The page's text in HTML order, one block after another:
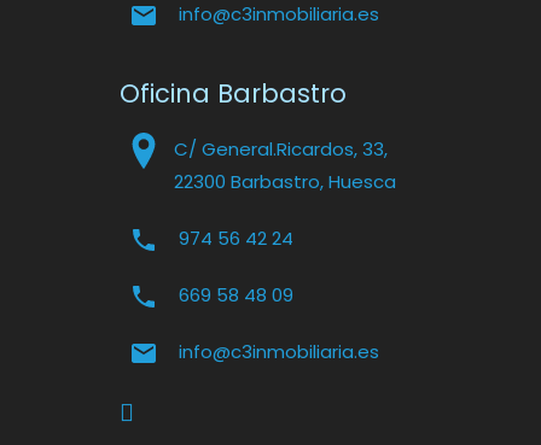
info@c3inmobiliaria.es
Oficina Barbastro
C/ General.Ricardos, 33,
22300 Barbastro, Huesca
974 56 42 24
669 58 48 09
info@c3inmobiliaria.es